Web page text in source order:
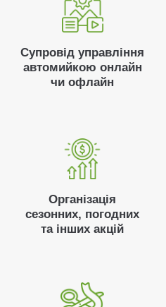
Організація
сезонних, погодних
та інших акцій
Супровід управління
автомийкою онлайн
чи офлайн